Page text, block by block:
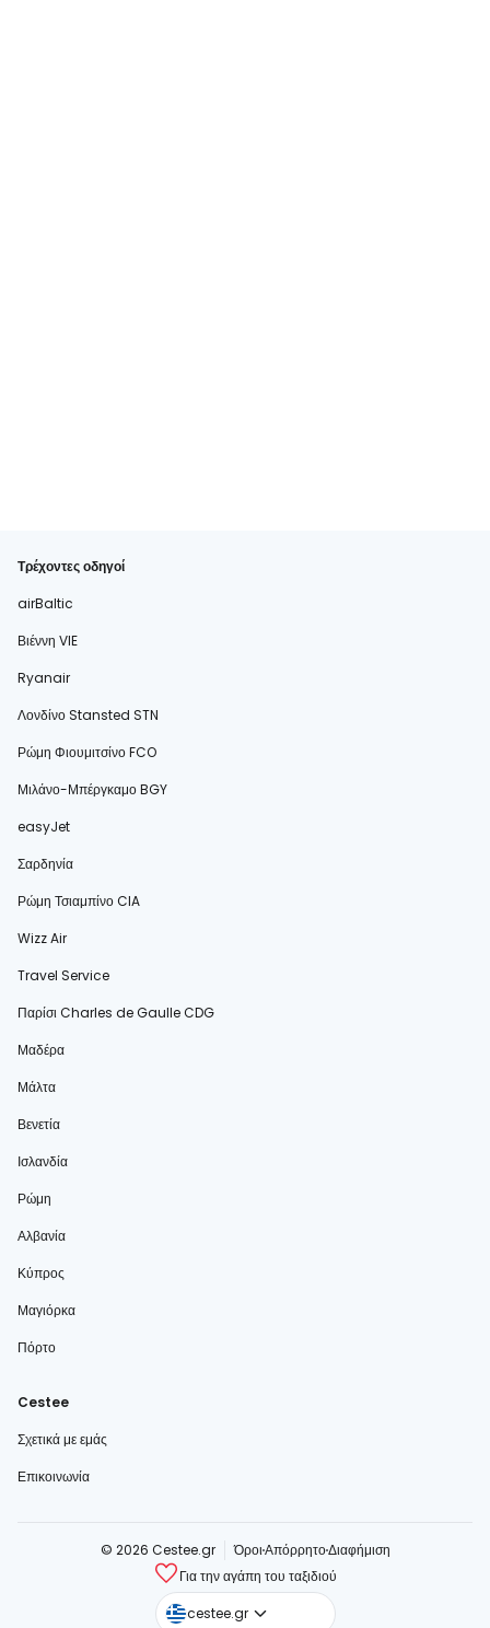
Τρέχοντες οδηγοί
airBaltic
Βιέννη VIE
Ryanair
Λονδίνο Stansted STN
Ρώμη Φιουμιτσίνο FCO
Μιλάνο-Μπέργκαμο BGY
easyJet
Σαρδηνία
Ρώμη Τσιαμπίνο CIA
Wizz Air
Travel Service
Παρίσι Charles de Gaulle CDG
Μαδέρα
Μάλτα
Βενετία
Ισλανδία
Ρώμη
Αλβανία
Κύπρος
Μαγιόρκα
Πόρτο
Cestee
Σχετικά με εμάς
Επικοινωνία
© 2026 Cestee.gr ΌροιΑπόρρητοΔιαφήμιση
Για την αγάπη του ταξιδιού
cestee.gr
cestee.com